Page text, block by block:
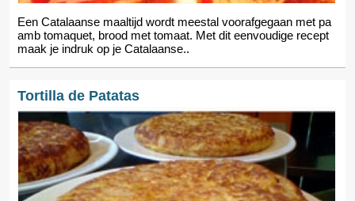
Een Catalaanse maaltijd wordt meestal voorafgegaan met pa
amb tomaquet, brood met tomaat. Met dit eenvoudige recept
maak je indruk op je Catalaanse..
Tortilla de Patatas